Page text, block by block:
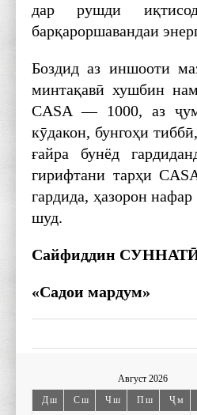
дар рушди
барқароршавандаи
Боздид аз иншооти
минтақавӣ хушбин
CASA — 1000, аз
кӯдакон, бунгоҳи
ғайра ­бунёд
гирифтани тарҳи
гардида, ҳазорон
шуд.
Сайфиддин
«Садои мардум»
Август 2026
Дш
Сш Чш Пш Ҷм